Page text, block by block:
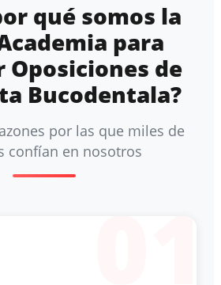
qué somos la
para
Oposiciones de
Bucodentala?
por las que miles de
confían en nosotros